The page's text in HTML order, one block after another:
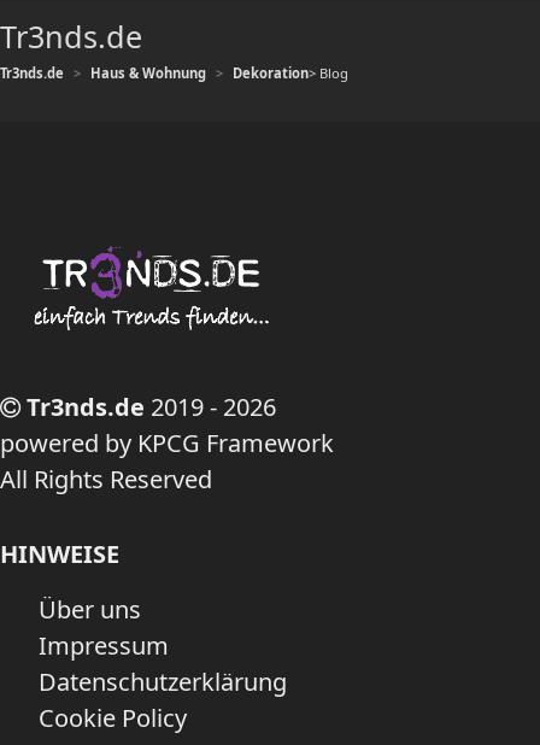
Tr3nds.de
Tr3nds.de Haus & Wohnung Dekoration> Blog
Tr3nds.de 2019 - 2026
powered by KPCG Framework
All Rights Reserved
HINWEISE
Über uns
Impressum
Datenschutzerklärung
Cookie Policy